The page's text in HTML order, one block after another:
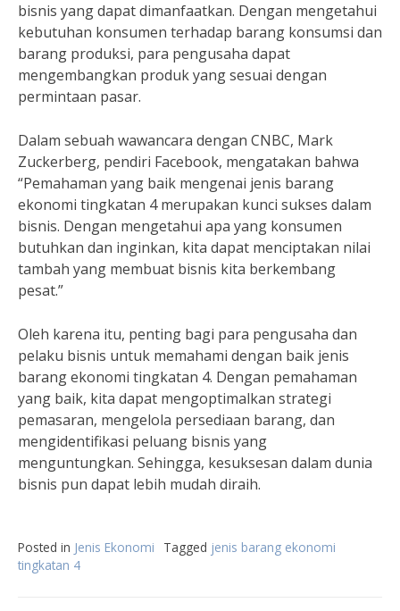
bisnis yang dapat dimanfaatkan. Dengan mengetahui
kebutuhan konsumen terhadap barang konsumsi dan
barang produksi, para pengusaha dapat
mengembangkan produk yang sesuai dengan
permintaan pasar.
Dalam sebuah wawancara dengan CNBC, Mark
Zuckerberg, pendiri Facebook, mengatakan bahwa
“Pemahaman yang baik mengenai jenis barang
ekonomi tingkatan 4 merupakan kunci sukses dalam
bisnis. Dengan mengetahui apa yang konsumen
butuhkan dan inginkan, kita dapat menciptakan nilai
tambah yang membuat bisnis kita berkembang
pesat.”
Oleh karena itu, penting bagi para pengusaha dan
pelaku bisnis untuk memahami dengan baik jenis
barang ekonomi tingkatan 4. Dengan pemahaman
yang baik, kita dapat mengoptimalkan strategi
pemasaran, mengelola persediaan barang, dan
mengidentifikasi peluang bisnis yang
menguntungkan. Sehingga, kesuksesan dalam dunia
bisnis pun dapat lebih mudah diraih.
Posted in Jenis Ekonomi Tagged jenis barang ekonomi
tingkatan 4